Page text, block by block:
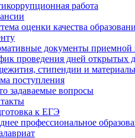
работа
оценки качества
документы приемной
проведения дней открытых
стипендии и
поступления
задаваемые вопросы
к ЕГЭ
профессиональное